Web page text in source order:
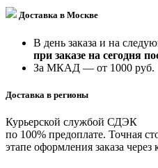
Доставка в Москве
В день заказа и на
при заказе на сегодня
За МКАД — от 1000 руб.
Доставка в регионы
Курьерской службой СДЭК
по 100% предоплате. Точная
этапе оформления заказа через